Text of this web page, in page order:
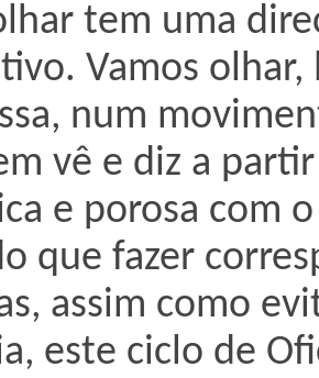
tem uma
Vamos
num
vê e diz a
e porosa com
que fazer
assim como
este ciclo de